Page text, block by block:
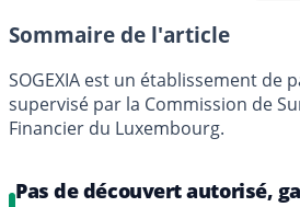
Sommaire de l'article
SOGEXIA est un établissement de
supervisé par la Commission de
Financier du Luxembourg.
Pas de découvert autorisé,